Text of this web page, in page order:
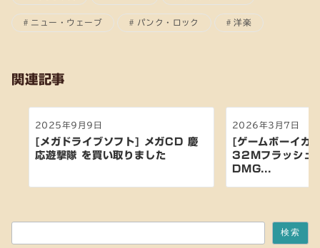
ニュー・ウェーブ パンク・ロック 洋楽
関連記事
2025年9月9日
[メガドライブソフト] メガCD 慶
応遊撃隊 を買い取りました
2026年3月7日
[ゲームボーイカ
32Mフラッシュ
DMG...
検索